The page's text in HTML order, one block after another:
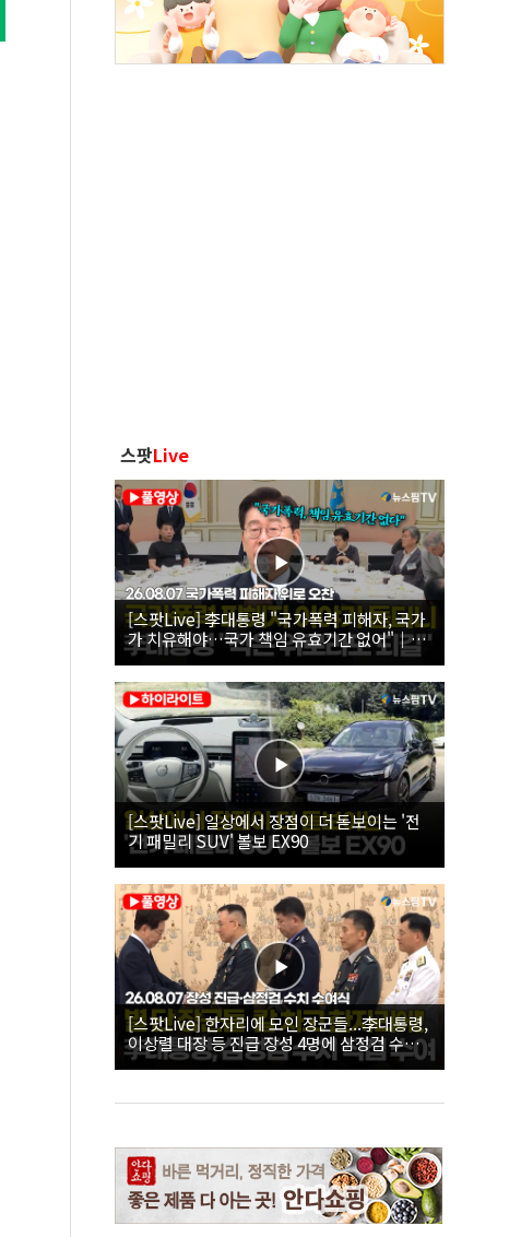
스팟Live
[스팟Live] 李대통령 "국가폭력 피해자, 국가
가 치유해야…국가 책임 유효기간 없어"｜
26.08.07 국가폭력 피해자 위로 오찬
[스팟Live] 일상에서 장점이 더 돋보이는 '전
기 패밀리 SUV' 볼보 EX90
[스팟Live] 한자리에 모인 장군들...李대통령,
이상렬 대장 등 진급 장성 4명에 삼정검 수치
직접 수여｜26.08.07 장성 진급·삼정검 수치